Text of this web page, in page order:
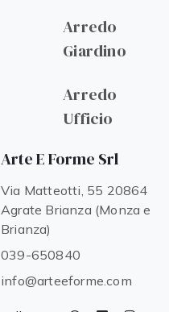
Arredo
Giardino
Arredo
Ufficio
Arte E Forme Srl
Via Matteotti, 55 20864
Agrate Brianza (Monza e
Brianza)
039-650840
info@arteeforme.com